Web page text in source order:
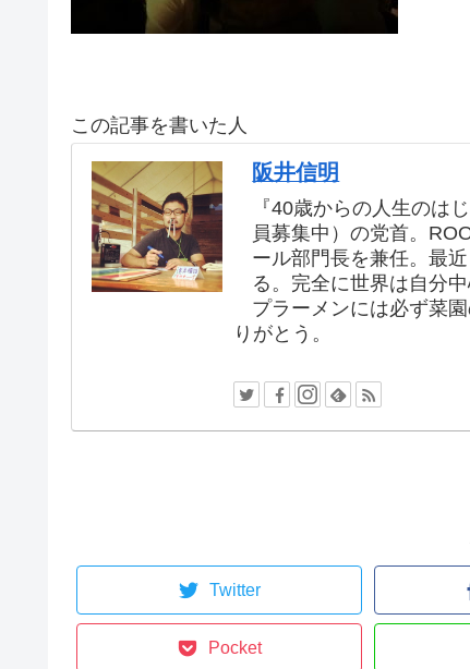
この記事を書いた人
阪井信明
『40歳からの人生のは
員募集中）の党首。
ール部門長を兼任。最
る。完全に世界は自分
プラーメンには必ず菜
りがとう。
Twitter
Pocket